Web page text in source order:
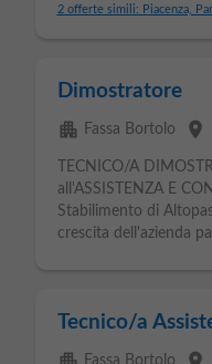
2 offerte simili: Piacenza,
Dimostratore
apartment Fassa Bortolo place
TECNICO/A
all'ASSISTENZA E
Stabilimento di
crescita dell'azienda
Tecnico/a
Fassa Bortolo